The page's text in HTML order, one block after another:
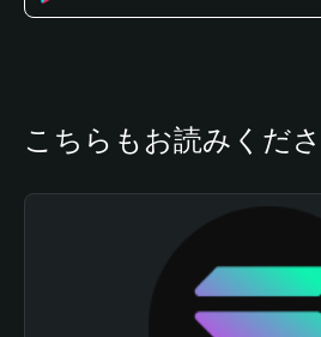
こちらもお読みくださ